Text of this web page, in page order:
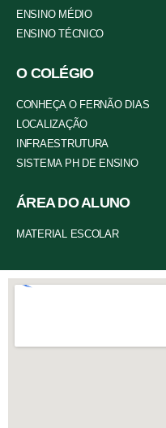
ENSINO MÉDIO
ENSINO TÉCNICO
O COLÉGIO
CONHEÇA O FERNÃO DIAS
LOCALIZAÇÃO
INFRAESTRUTURA
SISTEMA PH DE ENSINO
ÁREA DO ALUNO
MATERIAL ESCOLAR